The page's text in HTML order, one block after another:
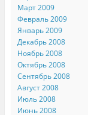
Март 2009
Февраль 2009
Январь 2009
Декабрь 2008
Ноябрь 2008
Октябрь 2008
Сентябрь 2008
Август 2008
Июль 2008
Июнь 2008